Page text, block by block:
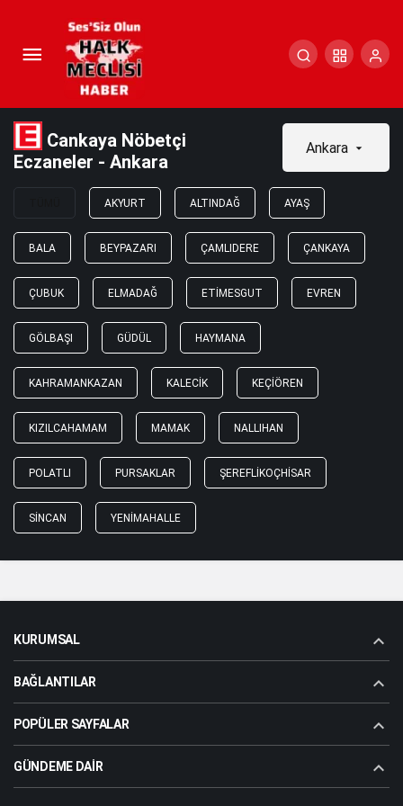
Cankaya Nöbetçi
Eczaneler - Ankara
Ankara
AKYURT ALTINDAĞ AYAŞ
BALA BEYPAZARI ÇAMLIDERE ÇANKAYA
ÇUBUK ELMADAĞ ETIMESGUT EVREN
GÖLBAŞI GÜDÜL HAYMANA
KAHRAMANKAZAN KALECIK KEÇIÖREN
KIZILCAHAMAM MAMAK NALLIHAN
POLATLI PURSAKLAR ŞEREFLIKOÇHISAR
SINCAN YENIMAHALLE
KURUMSAL
BAĞLANTILAR
POPÜLER SAYFALAR
GÜNDEME DAIR